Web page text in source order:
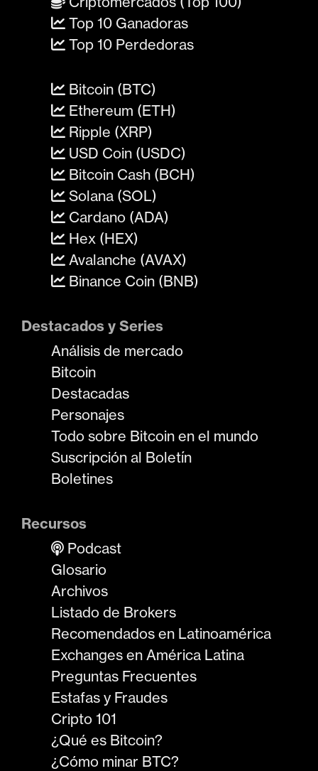
Top 10 Ganadoras
Top 10 Perdedoras
Bitcoin (BTC)
Ethereum (ETH)
Ripple (XRP)
USD Coin (USDC)
Bitcoin Cash (BCH)
Solana (SOL)
Cardano (ADA)
Hex (HEX)
Avalanche (AVAX)
Binance Coin (BNB)
Destacados y Series
Análisis de mercado
Bitcoin
Destacadas
Personajes
Todo sobre Bitcoin en el mundo
Suscripción al Boletín
Boletines
Recursos
Podcast
Glosario
Archivos
Listado de Brokers
Recomendados en Latinoamérica
Exchanges en América Latina
Preguntas Frecuentes
Estafas y Fraudes
Cripto 101
¿Qué es Bitcoin?
¿Cómo minar BTC?